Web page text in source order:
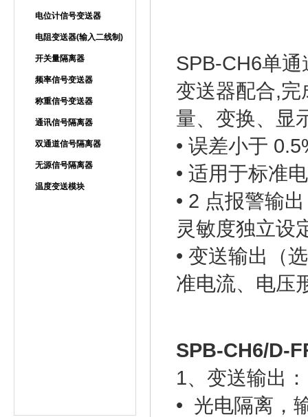
电位计信号变送器
电阻变送器(输入二线制)
开关量隔离器
频率信号变送器
称重信号变送器
通讯信号隔离器
双通道信号隔离器
无源信号隔离器
温度变送模块
SPB-CH6单
变送器配合,
量、变换、显
• 误差小于
• 适用于标准
• 2 点报警输
灵敏度独立设
• 变送输出（
准电流、电压
SPB-CH6/D-
1、变送输出：
• 光电隔离，